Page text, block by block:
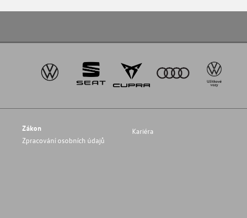
Zákon
Zpracování osobních údajů
Kariéra